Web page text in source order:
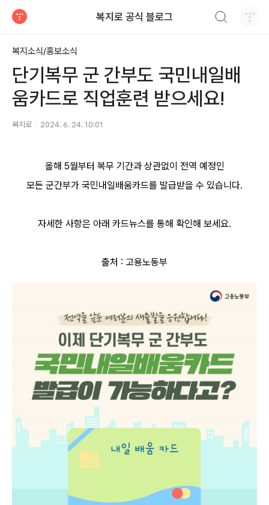
복지로 공식 블로그
복지소식/홍보소식
단기복무 군 간부도 국민내일배
움카드로 직업훈련 받으세요!
복지로 2024. 6. 24. 10:01
올해 5월부터 복무 기간과 상관없이 전역 예정인
모든 군간부가 국민내일배움카드를 발급받을 수 있습니다.
자세한 사항은 아래 카드뉴스를 통해 확인해 보세요.
출처 : 고용노동부